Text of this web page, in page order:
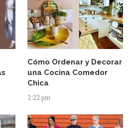
Cómo Ordenar y Decorar
una Cocina Comedor
Chica
2:22 pm